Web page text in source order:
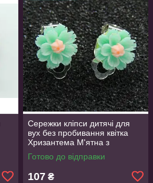
Сережки кліпси дитячі для
вух без пробивання квітка
Хризантема М'ятна з
рожевою
Готово до відправки
107 ₴